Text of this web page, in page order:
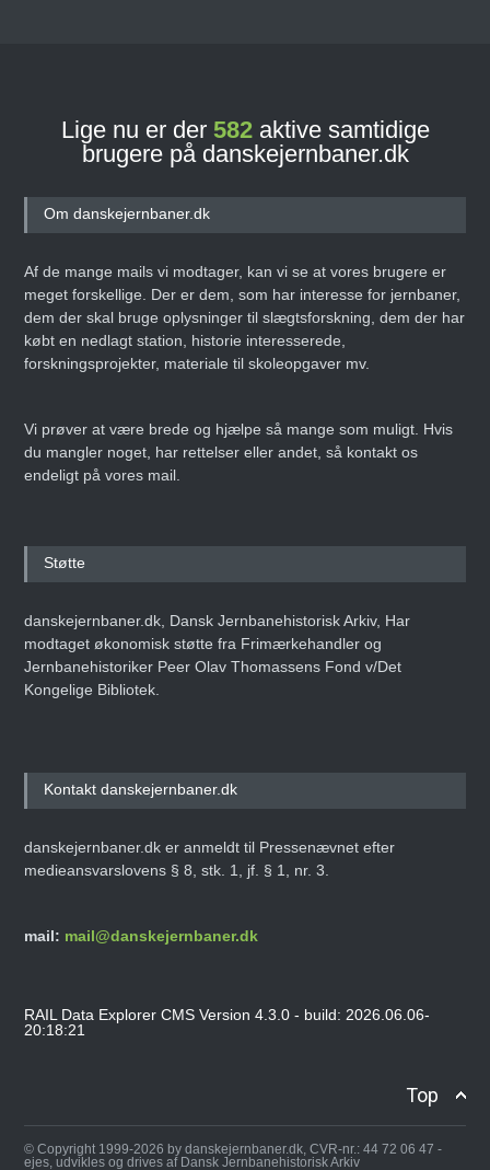
Lige nu er der 582aktive samtidige
brugere på danskejernbaner.dk
Om danskejernbaner.dk
Af de mange mails vi modtager, kan vi se at vores brugere er
meget forskellige. Der er dem, som har interesse for jernbaner,
dem der skal bruge oplysninger til slægtsforskning, dem der har
købt en nedlagt station, historie interesserede,
forskningsprojekter, materiale til skoleopgaver mv.
Vi prøver at være brede og hjælpe så mange som muligt. Hvis
du mangler noget, har rettelser eller andet, så kontakt os
endeligt på vores mail.
Støtte
danskejernbaner.dk, Dansk Jernbanehistorisk Arkiv, Har
modtaget økonomisk støtte fra Frimærkehandler og
Jernbanehistoriker Peer Olav Thomassens Fond v/Det
Kongelige Bibliotek.
Kontakt danskejernbaner.dk
danskejernbaner.dk er anmeldt til Pressenævnet efter
medieansvarslovens § 8, stk. 1, jf. § 1, nr. 3.
mail: mail@danskejernbaner.dk
RAIL Data Explorer CMS Version 4.3.0 - build: 2026.06.06-
20:18:21
Top
© Copyright 1999-2026 by danskejernbaner.dk, CVR-nr.: 44 72 06 47 -
ejes, udvikles og drives af Dansk Jernbanehistorisk Arkiv